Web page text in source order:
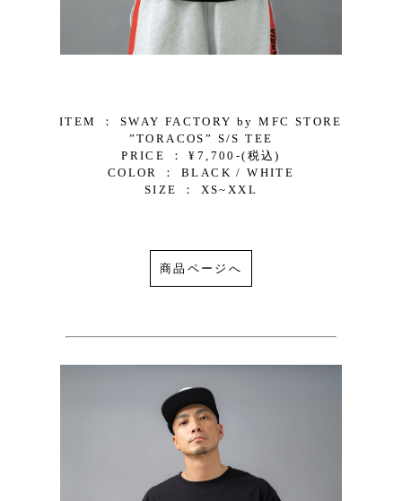
ITEM ： SWAY FACTORY by MFC STORE
”TORACOS” S/S TEE
PRICE ： ¥7,700-(税込)
COLOR ： BLACK / WHITE
SIZE ： XS~XXL
商品ページへ